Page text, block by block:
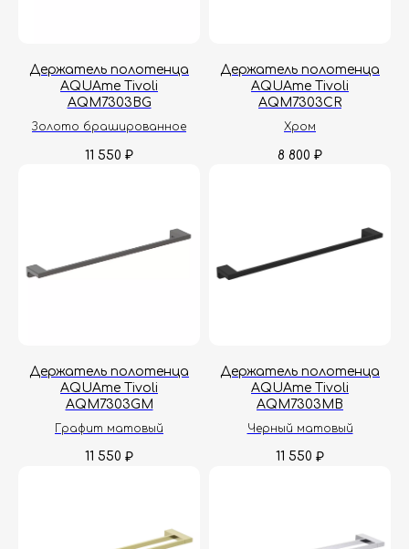
Держатель полотенца
AQUAme Tivoli
AQM7303BG
Золото брашированное
11 550 ₽
Держатель полотенца
AQUAme Tivoli
AQM7303CR
Хром
8 800 ₽
Держатель полотенца
AQUAme Tivoli
AQM7303GM
Графит матовый
11 550 ₽
Держатель полотенца
AQUAme Tivoli
AQM7303MB
Черный матовый
11 550 ₽
Дизайнерам
Гарантия
+7 (495) 782-78-74
info@aquame-shop.ru
Принимаем звонки и обрабатываем
заказы с понедельника по пятницу